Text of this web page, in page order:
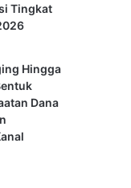
Tingkat
Hingga
Dana